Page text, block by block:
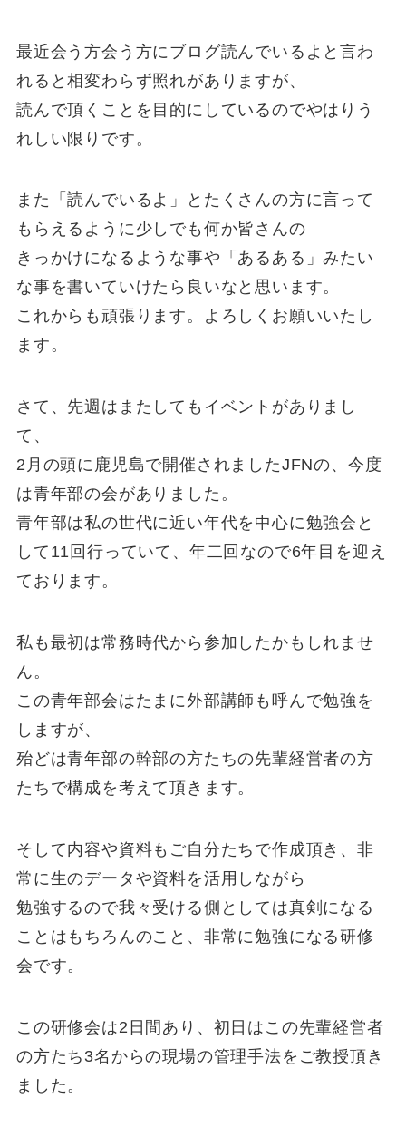
最近会う方会う方にブログ読んでいるよと言わ
れると相変わらず照れがありますが、
読んで頂くことを目的にしているのでやはりう
れしい限りです。
また「読んでいるよ」とたくさんの方に言って
もらえるように少しでも何か皆さんの
きっかけになるような事や「あるある」みたい
な事を書いていけたら良いなと思います。
これからも頑張ります。よろしくお願いいたし
ます。
さて、先週はまたしてもイベントがありまし
て、
2月の頭に鹿児島で開催されましたJFNの、今度
は青年部の会がありました。
青年部は私の世代に近い年代を中心に勉強会と
して11回行っていて、年二回なので6年目を迎え
ております。
私も最初は常務時代から参加したかもしれませ
ん。
この青年部会はたまに外部講師も呼んで勉強を
しますが、
殆どは青年部の幹部の方たちの先輩経営者の方
たちで構成を考えて頂きます。
そして内容や資料もご自分たちで作成頂き、非
常に生のデータや資料を活用しながら
勉強するので我々受ける側としては真剣になる
ことはもちろんのこと、非常に勉強になる研修
会です。
この研修会は2日間あり、初日はこの先輩経営者
の方たち3名からの現場の管理手法をご教授頂き
ました。